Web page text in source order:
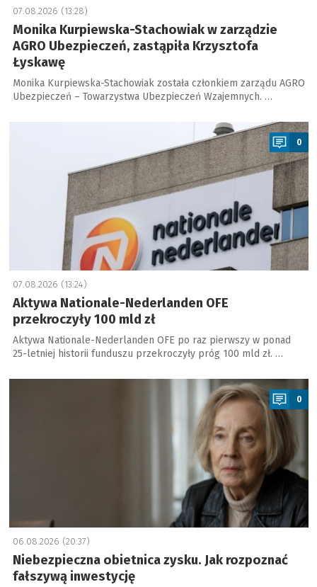
07.08.2026 (13:28)
Monika Kurpiewska-Stachowiak w zarządzie
AGRO Ubezpieczeń, zastąpiła Krzysztofa
Łyskawę
Monika Kurpiewska-Stachowiak została członkiem zarządu AGRO
Ubezpieczeń – Towarzystwa Ubezpieczeń Wzajemnych. …
0
07.08.2026 (13:24)
Aktywa Nationale-Nederlanden OFE
przekroczyły 100 mld zł
Aktywa Nationale-Nederlanden OFE po raz pierwszy w ponad
25-letniej historii funduszu przekroczyły próg 100 mld zł. …
a
0
06.08.2026 (20:37)
Niebezpieczna obietnica zysku. Jak rozpoznać
fałszywą inwestycję